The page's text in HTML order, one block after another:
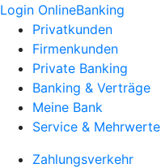
Login OnlineBanking
Privatkunden
Firmenkunden
Private Banking
Banking & Verträge
Meine Bank
Service & Mehrwerte
Zahlungsverkehr